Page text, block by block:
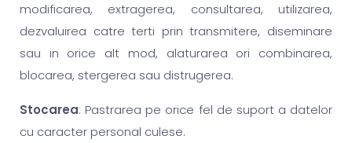
modificarea, extragerea, consultarea, utilizarea,
dezvaluirea catre terti prin transmitere, diseminare
sau in orice alt mod, alaturarea ori combinarea,
blocarea, stergerea sau distrugerea.
Stocarea: Pastrarea pe orice fel de suport a datelor
cu caracter personal culese.